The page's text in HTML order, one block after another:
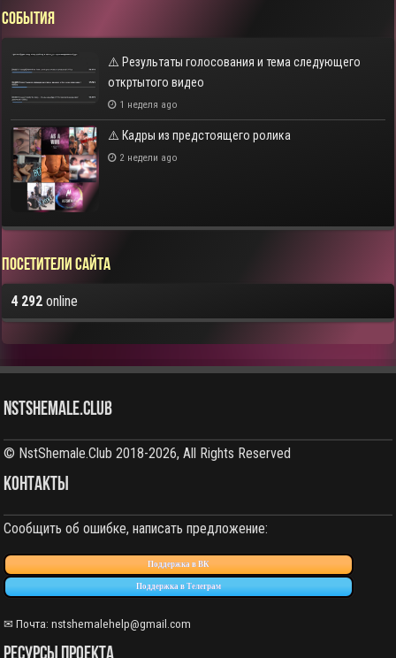
СОБЫТИЯ
⚠️ Результаты голосования и тема следующего
откртытого видео
1 неделя ago
⚠️ Кадры из предстоящего ролика
2 недели ago
Посетители сайта
4 292 online
NstShemale.Club
© NstShemale.Club 2018-2026, All Rights Reserved
КОНТАКТЫ
Сообщить об ошибке, написать предложение:
Поддержка в ВК
Поддержка в Телеграм
✉ Почта: nstshemalehelp@gmail.com